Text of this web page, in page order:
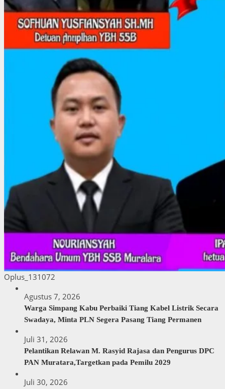
Oplus_131072
Agustus 7, 2026
Warga Simpang Kabu Perbaiki Tiang Kabel Listrik Secara
Swadaya, Minta PLN Segera Pasang Tiang Permanen
Juli 31, 2026
Pelantikan Relawan M. Rasyid Rajasa dan Pengurus DPC
PAN Muratara,Targetkan pada Pemilu 2029
Juli 30, 2026